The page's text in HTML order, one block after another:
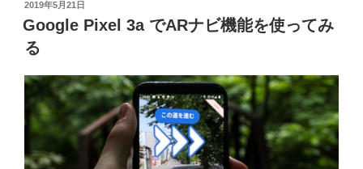
メ
イ
ン
機
種
で
っ
投
稿
日:
2019年5月21日
Google Pixel 3a でARナビ機能を使ってみ
る